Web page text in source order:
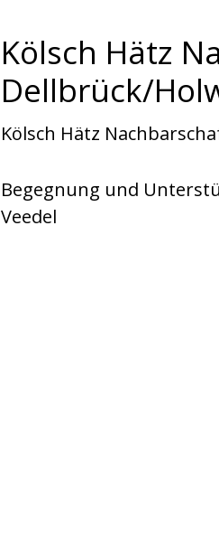
Kölsch Hätz
Dellbrück/
Kölsch Hätz
Begegnung und
Veedel